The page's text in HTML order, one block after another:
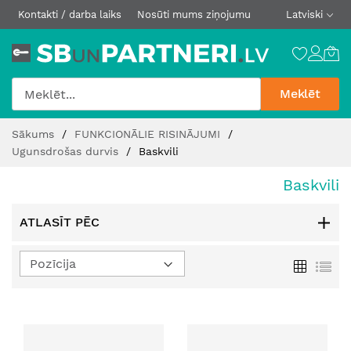
Kontakti / darba laiks Nosūti mums ziņojumu Latviski
Meklēt
Content
Sākums
FUNKCIONĀLIE RISINĀJUMI
Ugunsdrošas durvis
Baskvili
Baskvili
ATLASĪT PĒC
Režģis